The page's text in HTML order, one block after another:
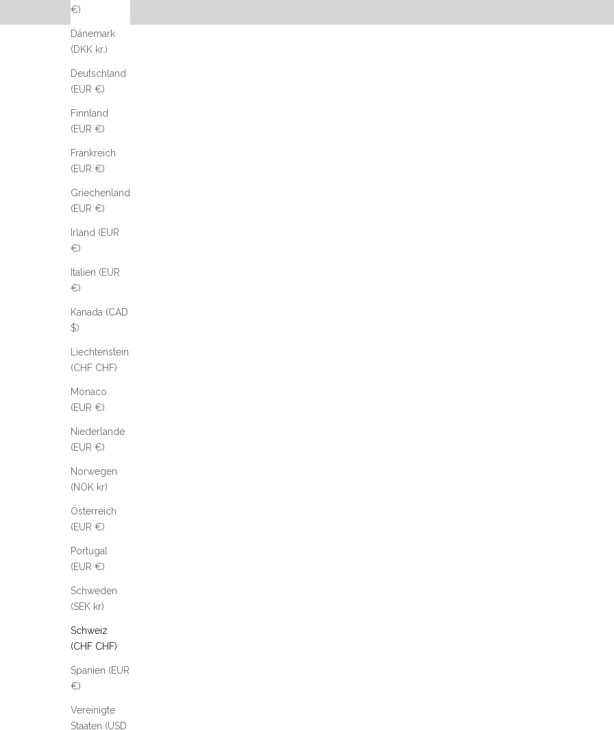
€)
Dänemark
(DKK kr.)
Deutschland
(EUR €)
Finnland
(EUR €)
Frankreich
(EUR €)
Griechenland
(EUR €)
Irland (EUR
€)
Italien (EUR
€)
Kanada (CAD
$)
Liechtenstein
(CHF CHF)
Monaco
(EUR €)
Niederlande
(EUR €)
Norwegen
(NOK kr)
Österreich
(EUR €)
Portugal
(EUR €)
Schweden
(SEK kr)
Schweiz
(CHF CHF)
Spanien (EUR
€)
Vereinigte
Staaten (USD